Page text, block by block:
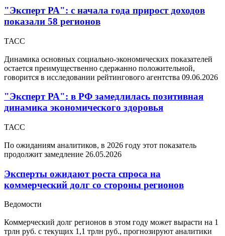
"Эксперт РА": с начала года прирост доходов
показали 58 регионов
ТАСС
Динамика основных социально-экономических показателей
остается преимущественно сдержанно положительной,
говорится в исследовании рейтингового агентства 09.06.2026
"Эксперт РА": в РФ замедлилась позитивная
динамика экономического здоровья
ТАСС
По ожиданиям аналитиков, в 2026 году этот показатель
продолжит замедление 26.05.2026
Эксперты ожидают роста спроса на
коммерческий долг со стороны регионов
Ведомости
Коммерческий долг регионов в этом году может вырасти на 1
трлн руб. с текущих 1,1 трлн руб., прогнозируют аналитики